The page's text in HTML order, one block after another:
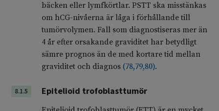
bäcken eller lymfkörtlar. PSTT ska misstänkas
om hCG-nivåerna är låga i förhållande till
tumörvolymen. Fall som diagnostiseras mer än
4 år efter orsakande graviditet har betydligt
sämre prognos än de med kortare tid mellan
graviditet och diagnos (78,79,80).
8.1.5 Epitelioid trofoblasttumör